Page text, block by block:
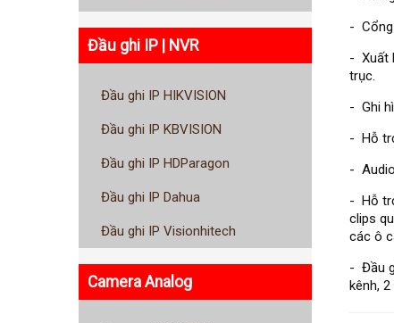
Đầu ghi IP | NVR
Đầu ghi IP HIKVISION
Đầu ghi IP KBVISION
Đầu ghi IP HDParagon
Đầu ghi IP Dahua
Đầu ghi IP Visionhitech
Camera Analog
- Cổng
- Xuất
trục.
- Ghi
- Hỗ
-
- Hỗ
clips
các ô
- Đầu
kênh,